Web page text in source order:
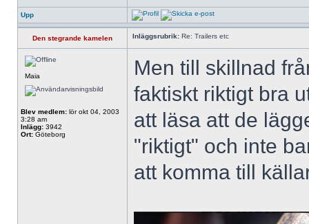
Upp
Den stegrande kamelen Inläggsrubrik: Re: Trailers etc
Maia
Blev medlem: lör okt 04, 2003
3:28 am
Inlägg: 3942
Ort: Göteborg
Men till skillnad
faktiskt riktigt bra
att läsa att de
"riktigt" och inte
att komma till